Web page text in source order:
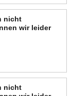
nicht
wir leider
nicht